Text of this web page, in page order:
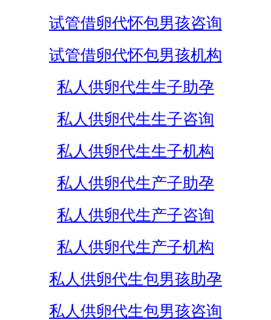
试管借卵代怀包男孩咨询
试管借卵代怀包男孩机构
私人供卵代生生子助孕
私人供卵代生生子咨询
私人供卵代生生子机构
私人供卵代生产子助孕
私人供卵代生产子咨询
私人供卵代生产子机构
私人供卵代生包男孩助孕
私人供卵代生包男孩咨询